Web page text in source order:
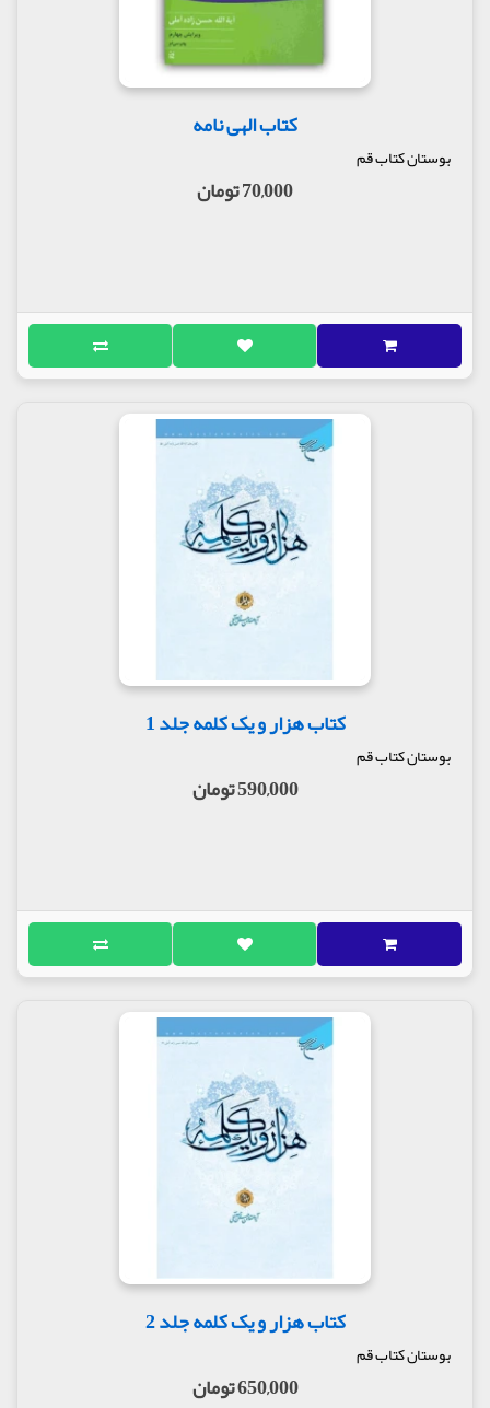
کتاب الهی نامه
بوستان کتاب قم
70,000 تومان
کتاب هزار و یک کلمه جلد 1
بوستان کتاب قم
590,000 تومان
کتاب هزار و یک کلمه جلد 2
بوستان کتاب قم
650,000 تومان